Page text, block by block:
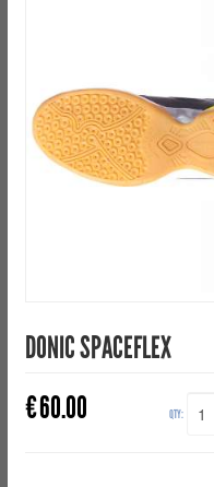
DONIC SPACEFLEX
€60.00 QTY: